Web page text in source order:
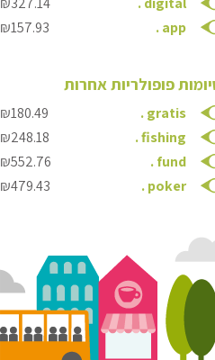
.app
₪157.93
פופולריות אחרות
.gratis
₪180.49
.fishing
₪248.18
.fund
₪552.76
.poker
₪479.43